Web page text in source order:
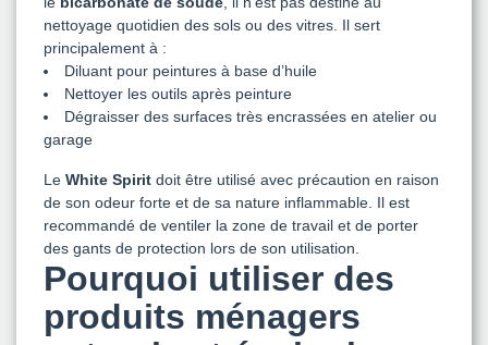
nettoyage quotidien des sols ou des vitres. Il sert
principalement à :
Diluant pour peintures à base d’huile
Nettoyer les outils après peinture
Dégraisser des surfaces très encrassées en atelier ou
garage
Le White Spirit doit être utilisé avec précaution en raison
de son odeur forte et de sa nature inflammable. Il est
recommandé de ventiler la zone de travail et de porter
des gants de protection lors de son utilisation.
Pourquoi utiliser des
produits ménagers